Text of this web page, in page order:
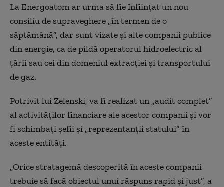
La Energoatom ar urma să fie înfiinţat un nou
consiliu de supraveghere „în termen de o
săptămână”, dar sunt vizate şi alte companii publice
din energie, ca de pildă operatorul hidroelectric al
ţării sau cei din domeniul extracţiei şi transportului
de gaz.
Potrivit lui Zelenski, va fi realizat un „audit complet”
al activităţilor financiare ale acestor companii şi vor
fi schimbaţi şefii şi „reprezentanţii statului” în
aceste entităţi.
„Orice stratagemă descoperită în aceste companii
trebuie să facă obiectul unui răspuns rapid şi just”, a